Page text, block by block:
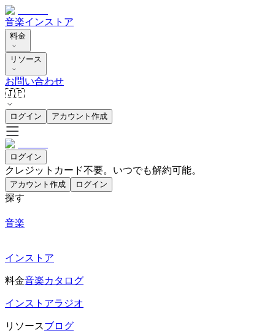
音楽インストア
料金
リソース
お問い合わせ
🇯🇵
ログイン アカウント作成
ログイン
クレジットカード不要。いつでも解約可能。
アカウント作成 ログイン
探す
音楽
インストア
料金音楽カタログ
インストアラジオ
リソースブログ